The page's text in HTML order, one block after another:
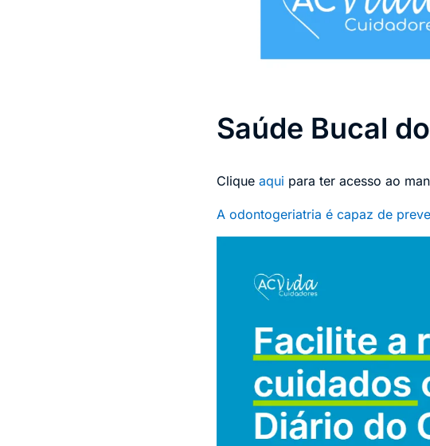
Saúde Bucal
Clique aqui para ter acesso ao
A odontogeriatria é capaz de